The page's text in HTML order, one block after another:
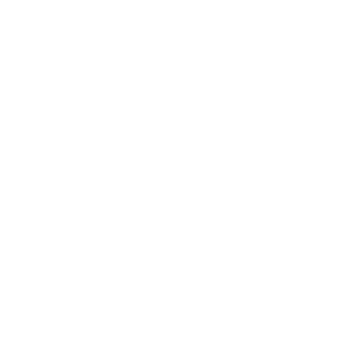
его